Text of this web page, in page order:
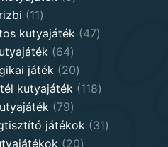
1111
products
kutyajáték 4747
6464
products
játék 2020
products
kutyajáték 118118
7979
products
játékok 3131
2020